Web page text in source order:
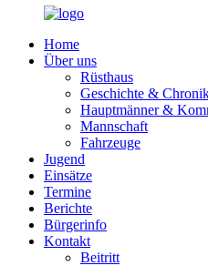
Home
Über uns
Rüsthaus
Geschichte &
Hauptmänner &
Mannschaft
Fahrzeuge
Jugend
Einsätze
Termine
Berichte
Bürgerinfo
Kontakt
Beitritt